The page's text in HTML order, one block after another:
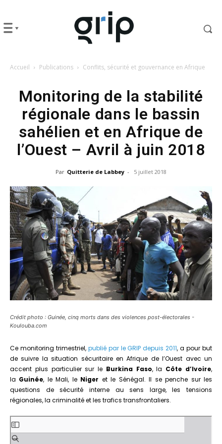
Accueil Publications Conflits, sécurité et gouvernance en Afrique
Monitoring de la stabilité
régionale dans le bassin
sahélien et en Afrique de
l’Ouest – Avril à juin 2018
Par Quitterie de Labbey - 5 juillet 2018
Crédit photo : Guinée, cinq morts dans des violences post-électorales -
Koulouba.com
Ce monitoring trimestriel, publié par le GRIP depuis 2011, a pour but
de suivre la situation sécuritaire en Afrique de l’Ouest avec un
accent plus particulier sur le Burkina Faso, la Côte d’Ivoire,
la Guinée, le Mali, le Niger et le Sénégal. Il se penche sur les
questions de sécurité interne au sens large, les tensions
régionales, la criminalité et les trafics transfrontaliers.
Aller
au
contenu